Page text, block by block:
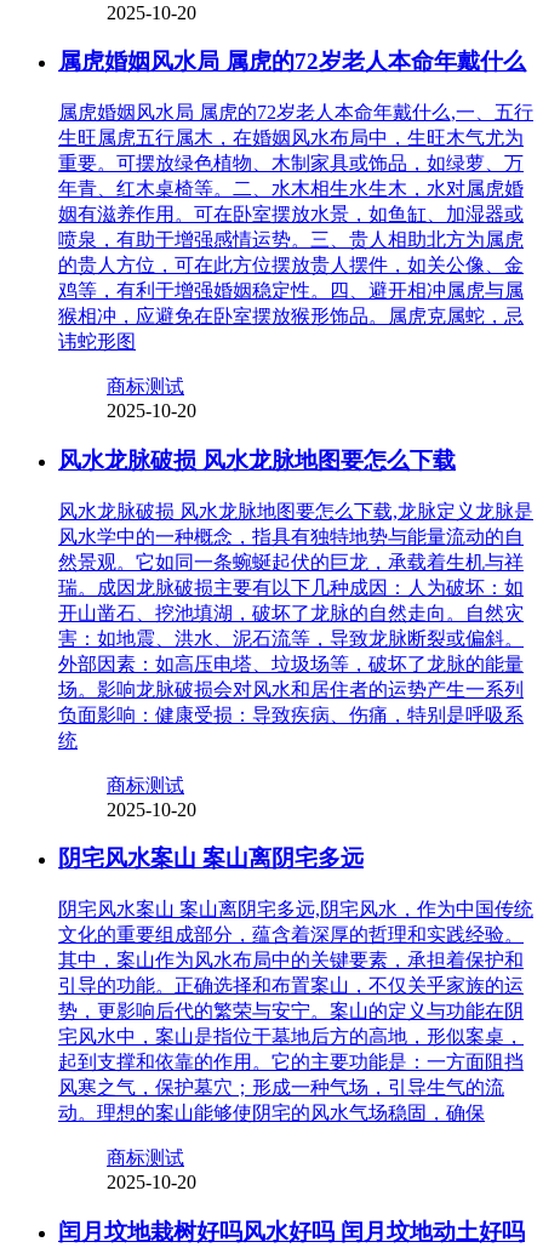
2025-10-20
属虎婚姻风水局 属虎的72岁老人本命年戴什么
属虎婚姻风水局 属虎的72岁老人本命年戴什么,一、五行
生旺属虎五行属木，在婚姻风水布局中，生旺木气尤为
重要。可摆放绿色植物、木制家具或饰品，如绿萝、万
年青、红木桌椅等。二、水木相生水生木，水对属虎婚
姻有滋养作用。可在卧室摆放水景，如鱼缸、加湿器或
喷泉，有助于增强感情运势。三、贵人相助北方为属虎
的贵人方位，可在此方位摆放贵人摆件，如关公像、金
鸡等，有利于增强婚姻稳定性。四、避开相冲属虎与属
猴相冲，应避免在卧室摆放猴形饰品。属虎克属蛇，忌
讳蛇形图
商标测试
2025-10-20
风水龙脉破损 风水龙脉地图要怎么下载
风水龙脉破损 风水龙脉地图要怎么下载,龙脉定义龙脉是
风水学中的一种概念，指具有独特地势与能量流动的自
然景观。它如同一条蜿蜒起伏的巨龙，承载着生机与祥
瑞。成因龙脉破损主要有以下几种成因：人为破坏：如
开山凿石、挖池填湖，破坏了龙脉的自然走向。自然灾
害：如地震、洪水、泥石流等，导致龙脉断裂或偏斜。
外部因素：如高压电塔、垃圾场等，破坏了龙脉的能量
场。影响龙脉破损会对风水和居住者的运势产生一系列
负面影响：健康受损：导致疾病、伤痛，特别是呼吸系
统
商标测试
2025-10-20
阴宅风水案山 案山离阴宅多远
阴宅风水案山 案山离阴宅多远,阴宅风水，作为中国传统
文化的重要组成部分，蕴含着深厚的哲理和实践经验。
其中，案山作为风水布局中的关键要素，承担着保护和
引导的功能。正确选择和布置案山，不仅关乎家族的运
势，更影响后代的繁荣与安宁。案山的定义与功能在阴
宅风水中，案山是指位于墓地后方的高地，形似案桌，
起到支撑和依靠的作用。它的主要功能是：一方面阻挡
风寒之气，保护墓穴；形成一种气场，引导生气的流
动。理想的案山能够使阴宅的风水气场稳固，确保
商标测试
2025-10-20
闰月坟地栽树好吗风水好吗 闰月坟地动土好吗